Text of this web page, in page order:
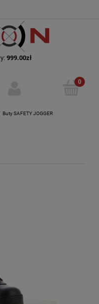
999.00zł
Buty SAFETY JOGGER
92 29